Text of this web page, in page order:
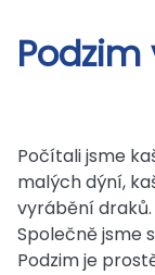
Počítali jsme
malých dýní,
vyrábění draků.
Společně jsme
Podzim je